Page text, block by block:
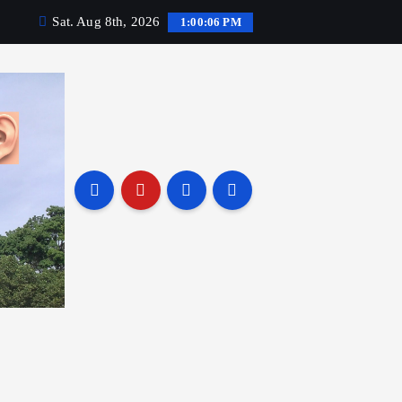
Sat. Aug 8th, 2026 1:00:07 PM